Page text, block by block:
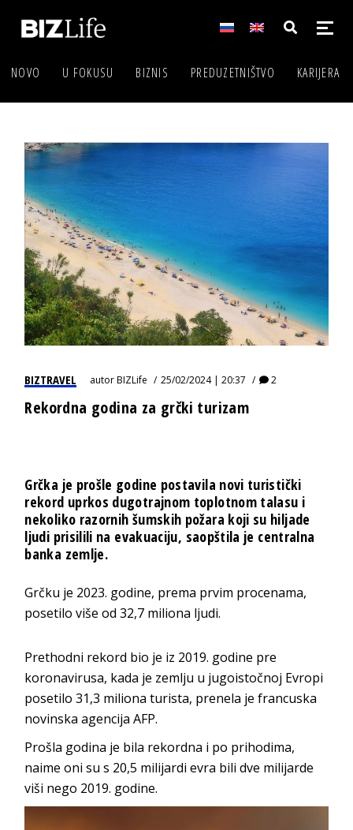
NOVO U FOKUSU BIZNIS PREDUZETNIŠTVO KARIJERA
BIZTRAVEL autorBIZLife 25/02/2024 | 20:37 2
Rekordna godina za grčki turizam
Grčka je prošle godine postavila novi turistički
rekord uprkos dugotrajnom toplotnom talasu i
nekoliko razornih šumskih požara koji su hiljade
ljudi prisilili na evakuaciju, saopštila je centralna
banka zemlje.
Grčku je 2023. godine, prema prvim procenama,
posetilo više od 32,7 miliona ljudi.
Prethodni rekord bio je iz 2019. godine pre
koronavirusa, kada je zemlju u jugoistočnoj Evropi
posetilo 31,3 miliona turista, prenela je francuska
novinska agencija AFP.
Prošla godina je bila rekordna i po prihodima,
naime oni su s 20,5 milijardi evra bili dve milijarde
viši nego 2019. godine.